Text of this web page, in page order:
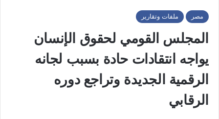
مصر ملفات وتقارير
المجلس القومي لحقوق الإنسان
يواجه انتقادات حادة بسبب لجانه
الرقمية الجديدة وتراجع دوره
الرقابي